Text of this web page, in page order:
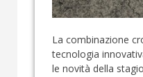
La combinazione
tecnologia
le novità della